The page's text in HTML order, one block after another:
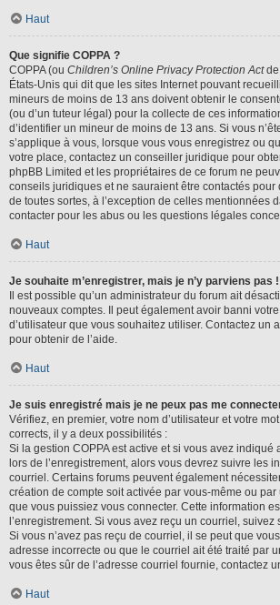
Haut
Que signifie COPPA ?
COPPA (ou Children’s Online Privacy Protection Actde
États-Unis qui dit que les sites Internet pouvant
mineurs de moins de 13 ans doivent obtenir le
(ou d’un tuteur légal) pour la collecte de ces
d’identifier un mineur de moins de 13 ans. Si vous
s’applique à vous, lorsque vous vous enregistrez ou
votre place, contactez un conseiller juridique pour
phpBB Limited et les propriétaires de ce forum ne
conseils juridiques et ne sauraient être contactés
de toutes sortes, à l’exception de celles mentionnées
contacter pour les abus ou les questions légales
Haut
Je souhaite m’enregistrer, mais je n’y parviens pas !
Il est possible qu’un administrateur du forum ait
nouveaux comptes. Il peut également avoir banni
d’utilisateur que vous souhaitez utiliser. Contactez un
pour obtenir de l’aide.
Haut
Je suis enregistré mais je ne peux pas me
Vérifiez, en premier, votre nom d’utilisateur et votre
corrects, il y a deux possibilités :
Si la gestion COPPA est active et si vous avez indiqué
lors de l’enregistrement, alors vous devrez suivre les
courriel. Certains forums peuvent également
création de compte soit activée par vous-même ou
que vous puissiez vous connecter. Cette information
l’enregistrement. Si vous avez reçu un courriel, suivez
Si vous n’avez pas reçu de courriel, il se peut que
adresse incorrecte ou que le courriel ait été traité par
vous êtes sûr de l’adresse courriel fournie, contactez
Haut